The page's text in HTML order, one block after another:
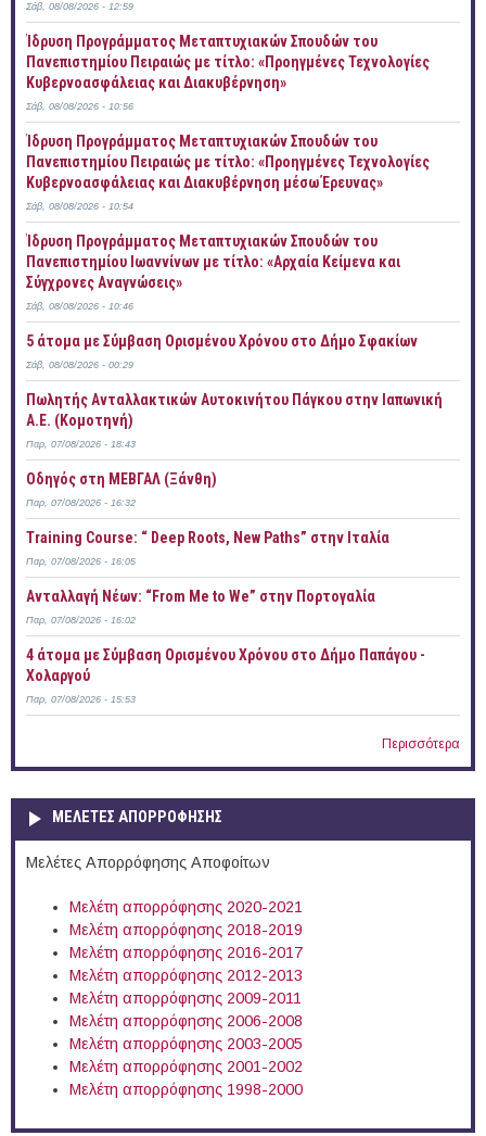
Σάβ, 08/08/2026 - 12:59
Ίδρυση Προγράμματος Μεταπτυχιακών Σπουδών του
Πανεπιστημίου Πειραιώς με τίτλο: «Προηγμένες Τεχνολογίες
Κυβερνοασφάλειας και Διακυβέρνηση»
Σάβ, 08/08/2026 - 10:56
Ίδρυση Προγράμματος Μεταπτυχιακών Σπουδών του
Πανεπιστημίου Πειραιώς με τίτλο: «Προηγμένες Τεχνολογίες
Κυβερνοασφάλειας και Διακυβέρνηση μέσω Έρευνας»
Σάβ, 08/08/2026 - 10:54
Ίδρυση Προγράμματος Μεταπτυχιακών Σπουδών του
Πανεπιστημίου Ιωαννίνων με τίτλο: «Αρχαία Κείμενα και
Σύγχρονες Αναγνώσεις»
Σάβ, 08/08/2026 - 10:46
5 άτομα με Σύμβαση Ορισμένου Χρόνου στο Δήμο Σφακίων
Σάβ, 08/08/2026 - 00:29
Πωλητής Ανταλλακτικών Αυτοκινήτου Πάγκου στην Ιαπωνική
Α.Ε. (Κομοτηνή)
Παρ, 07/08/2026 - 18:43
Οδηγός στη ΜΕΒΓΑΛ (Ξάνθη)
Παρ, 07/08/2026 - 16:32
Training Course: “ Deep Roots, New Paths” στην Ιταλία
Παρ, 07/08/2026 - 16:05
Ανταλλαγή Νέων: “From Me to We” στην Πορτογαλία
Παρ, 07/08/2026 - 16:02
4 άτομα με Σύμβαση Ορισμένου Χρόνου στο Δήμο Παπάγου -
Χολαργού
Παρ, 07/08/2026 - 15:53
Περισσότερα
ΜΕΛΕΤΕΣ ΑΠΟΡΡΟΦΗΣΗΣ
Μελέτες Απορρόφησης Αποφοίτων
Μελέτη απορρόφησης 2020-2021
Μελέτη απορρόφησης 2018-2019
Μελέτη απορρόφησης 2016-2017
Μελέτη απορρόφησης 2012-2013
Μελέτη απορρόφησης 2009-2011
Μελέτη απορρόφησης 2006-2008
Μελέτη απορρόφησης 2003-2005
Μελέτη απορρόφησης 2001-2002
Μελέτη απορρόφησης 1998-2000